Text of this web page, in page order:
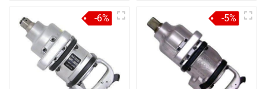
-6% -5%